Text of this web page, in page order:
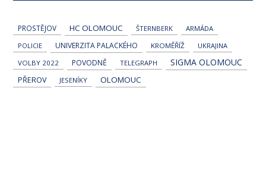
PROSTĚJOV HC OLOMOUC ŠTERNBERK
ARMÁDA
POLICIE
UNIVERZITA PALACKÉHO KROMĚŘÍŽ
UKRAJINA
VOLBY 2022
POVODNĚ TELEGRAPH SIGMA OLOMOUC
PŘEROV JESENÍKY OLOMOUC